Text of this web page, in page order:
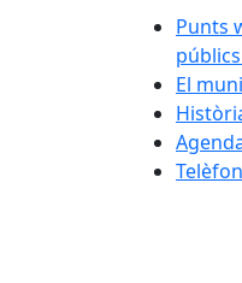
Punts
El